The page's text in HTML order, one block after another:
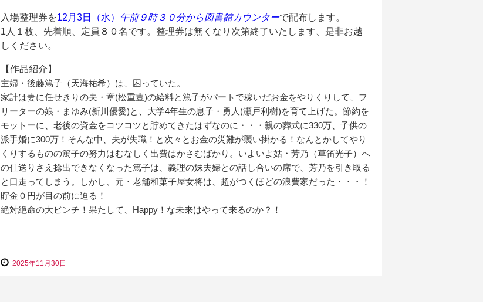
入場整理券を12月3日（水） 午前９時３０分から図書館カウンターで配布します。
1人１枚、先着順、定員８０名です。整理券は無くなり次第終了いたします、是非お越
しください。
【作品紹介】
主婦・後藤篤子（天海祐希）は、困っていた。
家計は妻に任せきりの夫・章(松重豊)の給料と篤子がパートで稼いだお金をやりくりして、フ
リーターの娘・まゆみ(新川優愛)と、大学4年生の息子・勇人(瀬戸利樹)を育て上げた。節約を
モットーに、老後の資金をコツコツと貯めてきたはずなのに・・・親の葬式に330万、子供の
派手婚に300万！そんな中、夫が失職！と次々とお金の災難が襲い掛かる！なんとかしてやり
くりするものの篤子の努力はむなしく出費はかさむばかり。いよいよ姑・芳乃（草笛光子）へ
の仕送りさえ捻出できなくなった篤子は、義理の妹夫婦との話し合いの席で、芳乃を引き取る
と口走ってしまう。しかし、元・老舗和菓子屋女将は、超がつくほどの浪費家だった・・・！
貯金０円が目の前に迫る！
絶対絶命の大ピンチ！果たして、Happy！な未来はやって来るのか？！
2025年11月30日